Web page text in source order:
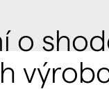
o